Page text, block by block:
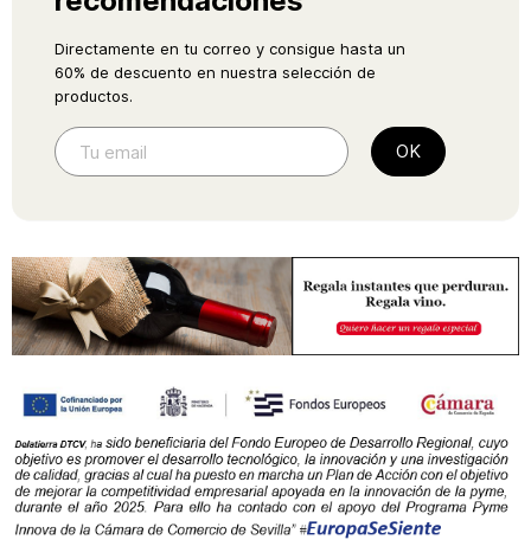
Directamente en tu correo y consigue hasta un
60% de descuento en nuestra selección de
productos.